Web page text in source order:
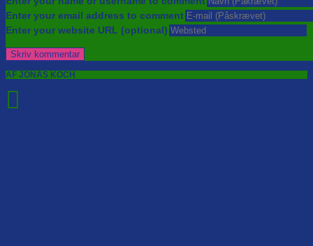
Enter your email address to comment
Enter your website URL (optional)
AF JONAS KOCH